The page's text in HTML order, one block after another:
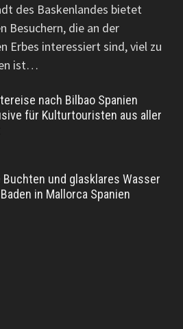
des Baskenlandes bietet
Besuchern, die an der
Erbes interessiert sind, viel zu
ist…
nach Bilbao Spanien
für Kulturtouristen aus aller
Buchten und glasklares Wasser
in Mallorca Spanien